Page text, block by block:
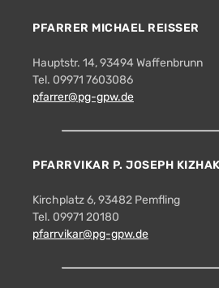
PFARRER MICHAEL REISSER
Hauptstr. 14, 93494 Waffenbrunn
Tel. 09971 7603086
pfarrer@pg-gpw.de
PFARRVIKAR P. JOSEPH
Kirchplatz 6, 93482 Pemfling
Tel. 09971 20180
pfarrvikar@pg-gpw.de